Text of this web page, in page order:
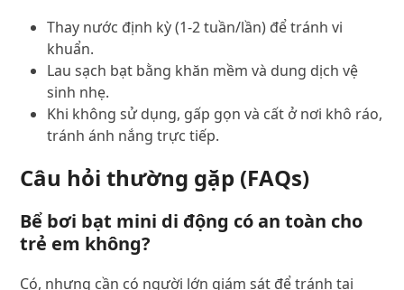
Thay nước định kỳ (1-2 tuần/lần) để tránh vi
khuẩn.
Lau sạch bạt bằng khăn mềm và dung dịch vệ
sinh nhẹ.
Khi không sử dụng, gấp gọn và cất ở nơi khô ráo,
tránh ánh nắng trực tiếp.
Câu hỏi thường gặp (FAQs)
Bể bơi bạt mini di động có an toàn cho
trẻ em không?
Có, nhưng cần có người lớn giám sát để tránh tai